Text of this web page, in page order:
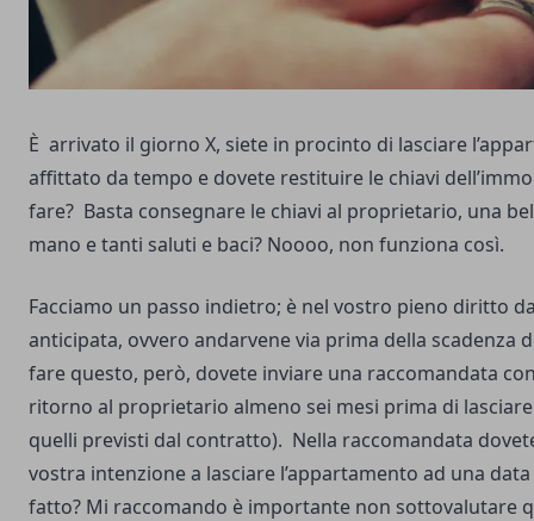
È arrivato il giorno X, siete in procinto di lasciare
affittato da tempo e dovete restituire le chiavi
fare? Basta consegnare le chiavi al proprietario, una
mano e tanti saluti e baci? Noooo, non funziona così.
Facciamo un passo indietro; è nel vostro pieno diritto
anticipata, ovvero andarvene via prima della scadenza
fare questo, però, dovete inviare una raccomandata
ritorno al proprietario almeno sei mesi prima di
quelli previsti dal contratto). Nella raccomandata
vostra intenzione a lasciare l’appartamento ad una data
fatto? Mi raccomando è importante non sottovalutare